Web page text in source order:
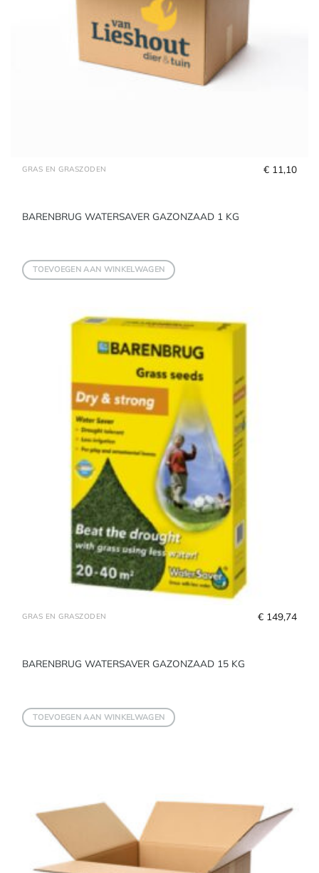
GRAS EN GRASZODEN
BARENBRUG WATERSAVER GAZONZAAD 1 KG
€ 11,10
TOEVOEGEN AAN WINKELWAGEN
GRAS EN GRASZODEN
BARENBRUG WATERSAVER GAZONZAAD 15 KG
€ 149,74
TOEVOEGEN AAN WINKELWAGEN